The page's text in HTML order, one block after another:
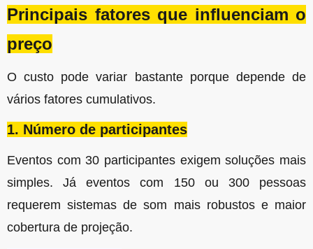
Principais fatores que influenciam o
preço
O custo pode variar bastante porque depende de
vários fatores cumulativos.
1. Número de participantes
Eventos com 30 participantes exigem soluções mais
simples. Já eventos com 150 ou 300 pessoas
requerem sistemas de som mais robustos e maior
cobertura de projeção.